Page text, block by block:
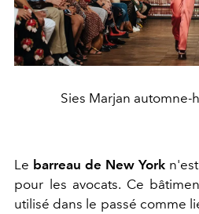
Sies Marjan automne-
Le barreau de New York
pour les avocats. Ce
utilisé dans le passé comme